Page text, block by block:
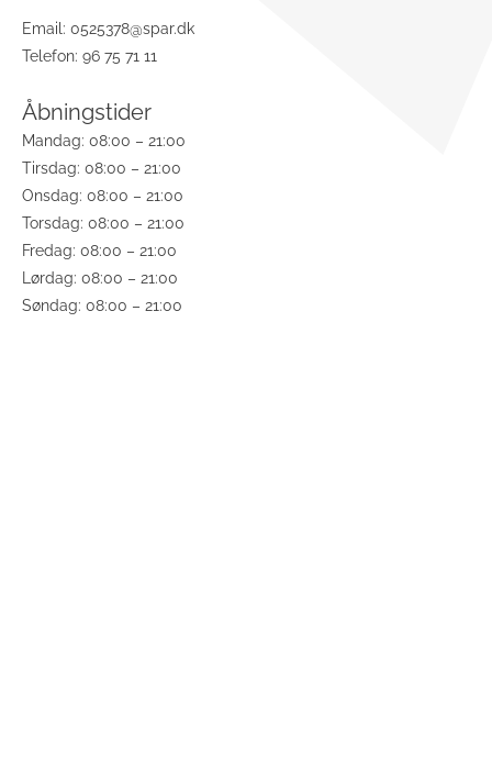
Email: 0525378@spar.dk
Telefon: 96 75 71 11
Åbningstider
Mandag: 08:00 – 21:00
Tirsdag: 08:00 – 21:00
Onsdag: 08:00 – 21:00
Torsdag: 08:00 – 21:00
Fredag: 08:00 – 21:00
Lørdag: 08:00 – 21:00
Søndag: 08:00 – 21:00